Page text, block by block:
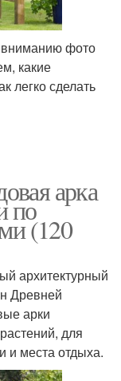
фото
какие
легко сделать
арка
по
(120
архитектурный
Древней
арки
для
и места отдыха.